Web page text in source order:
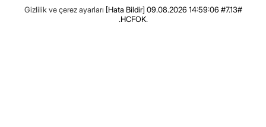
Gizlilik ve çerez ayarları [Hata Bildir] 09.08.2026 14:59:06 #7.13#
.HCFOK.